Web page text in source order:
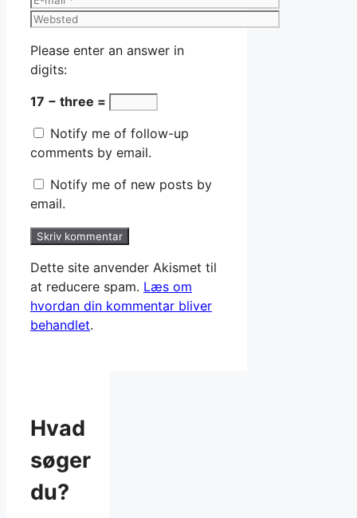
mail
Websted
Please enter an answer in
digits:
17 − three =
Notify me of follow-up
comments by email.
Notify me of new posts by
email.
Dette site anvender Akismet til
at reducere spam. Læs om
hvordan din kommentar bliver
behandlet.
Hvad
søger
du?